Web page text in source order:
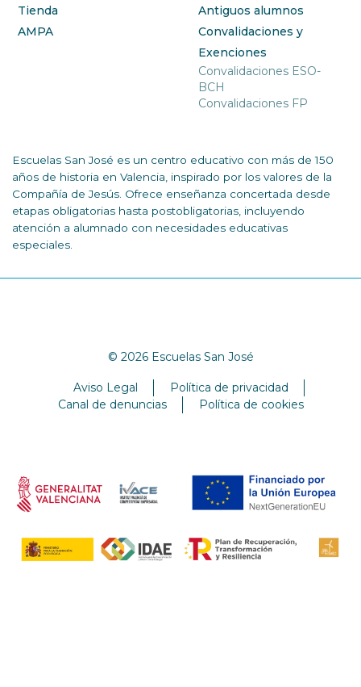
Tienda
AMPA
Antiguos alumnos
Convalidaciones y
Exenciones
Convalidaciones ESO-
BCH
Convalidaciones FP
Escuelas San José es un centro educativo con más de 150
años de historia en Valencia, inspirado por los valores de la
Compañía de Jesús. Ofrece enseñanza concertada desde
etapas obligatorias hasta postobligatorias, incluyendo
atención a alumnado con necesidades educativas
especiales.
© 2026 Escuelas San José
Aviso Legal
Política de privacidad
Canal de denuncias
Política de cookies